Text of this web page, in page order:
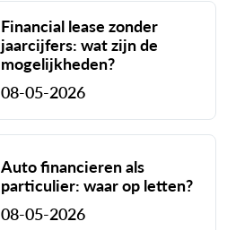
Financial lease zonder
jaarcijfers: wat zijn de
mogelijkheden?
08-05-2026
Auto financieren als
particulier: waar op letten?
08-05-2026